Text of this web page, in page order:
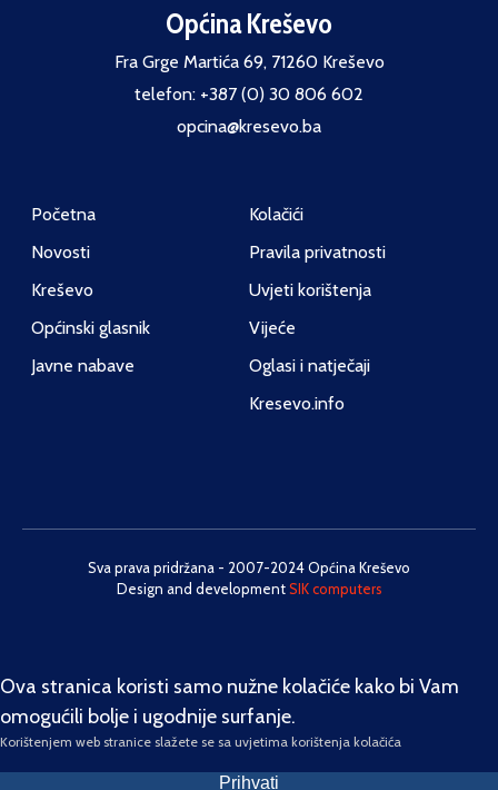
Općina Kreševo
Fra Grge Martića 69, 71260 Kreševo
telefon: +387 (0) 30 806 602
opcina@kresevo.ba
Početna
Novosti
Kreševo
Općinski glasnik
Javne nabave
Kolačići
Pravila privatnosti
Uvjeti korištenja
Vijeće
Oglasi i natječaji
Kresevo.info
Sva prava pridržana - 2007-2024 Općina Kreševo
Design and developmentSIK computers
Ova stranica koristi samo nužne kolačiće kako bi Vam
omogućili bolje i ugodnije surfanje.
Korištenjem web stranice slažete se sa uvjetima korištenja kolačića
Prihvati